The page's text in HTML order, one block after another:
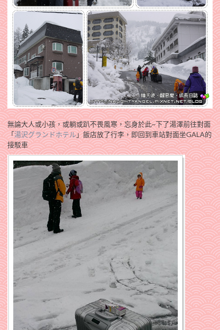
無論大人或小孩，或躺或趴不畏風寒，忘身於此~下了湯澤前往對面
「湯沢グランドホテル」飯店放了行李，即回到車站對面坐GALA的
接駁車